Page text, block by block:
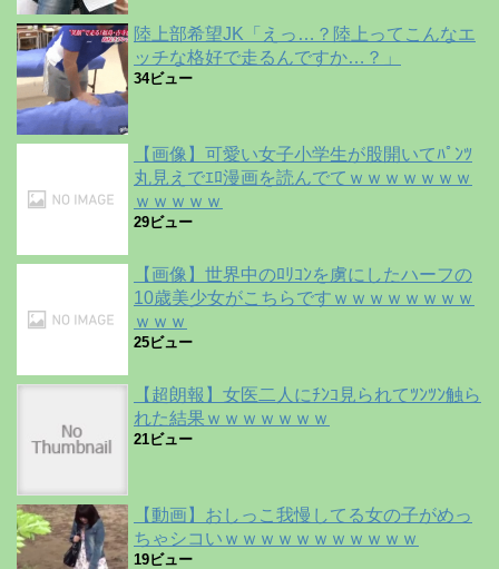
陸上部希望JK「えっ…？陸上ってこんなエ
ッチな格好で走るんですか…？」
34ビュー
【画像】可愛い女子小学生が股開いてﾊﾟﾝﾂ
丸見えでｴﾛ漫画を読んでてｗｗｗｗｗｗｗ
ｗｗｗｗｗ
29ビュー
【画像】世界中のﾛﾘｺﾝを虜にしたハーフの
10歳美少女がこちらですｗｗｗｗｗｗｗｗ
ｗｗｗ
25ビュー
【超朗報】女医二人にﾁﾝｺ見られてﾂﾝﾂﾝ触ら
れた結果ｗｗｗｗｗｗｗ
21ビュー
【動画】おしっこ我慢してる女の子がめっ
ちゃシコいｗｗｗｗｗｗｗｗｗｗｗ
19ビュー